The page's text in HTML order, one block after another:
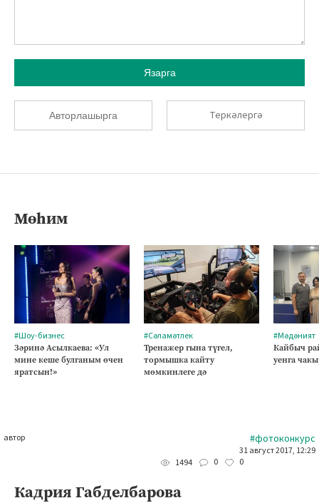
Язарга
Авторлашырга Теркәлергә
Мөһим
#Шоу-бизнес
Зәринә Асылкаева: «Ул
мине кеше булганым өчен
яратсын!»
#Сәламәтлек
Тренажер гына түгел,
тормышка кайту
мөмкинлеге дә
#Мәдәният
Кайбыч
уенга
автор #фотоконкурс
31 август 2017, 12:29
1494
0 0
Кадрия Габделбарова